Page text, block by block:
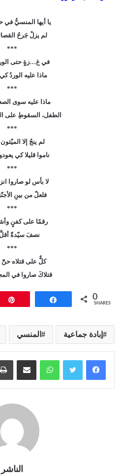
يا أيها المنسيُّ في
لم يزلْ جَرحُ
***
في غ…زةٍ حتى
ماذا عليه الوردُ
***
ماذا عليه سوى
الطفل، السقوطِ على
***
لم ينجُ إلا
ناموا قليلا كي
***
لا بأس لو صاروا
فلعلّ من بينِ
***
رقمًا على كفنٍ
نصفَ سيّدةّ أقلَّ
***
كلٌّ على قتلاه
قتلاكَ صاروا في
Share 0
SHARES
إبادة جماعية المنسي
واتساب مشاركة عبر البريد
الناشر